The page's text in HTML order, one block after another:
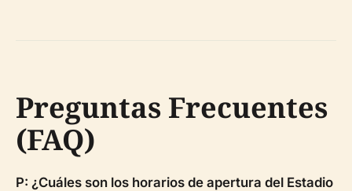
Preguntas Frecuentes
(FAQ)
P: ¿Cuáles son los horarios de apertura del Estadio